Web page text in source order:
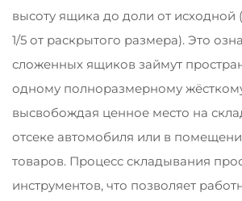
высоту ящика до доли от исходной
1/5 от раскрытого размера). Это
сложенных ящиков займут
одному полноразмерному
высвобождая ценное место на
отсеке автомобиля или в
товаров. Процесс складывания
инструментов, что позволяет